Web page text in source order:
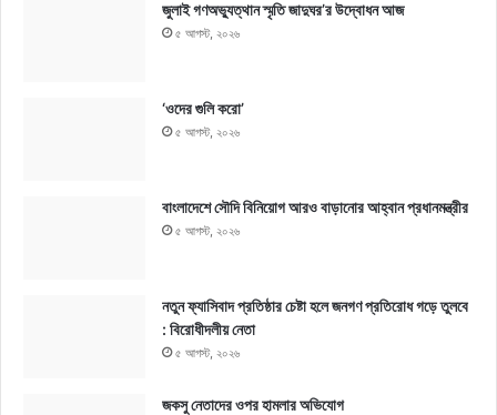
জুলাই গণঅভ্যুত্থান স্মৃতি জাদুঘর’র উদ্বোধন আজ
৫ আগস্ট, ২০২৬
‘ওদের গুলি করো’
৫ আগস্ট, ২০২৬
বাংলাদেশে সৌদি বিনিয়োগ আরও বাড়ানোর আহ্বান প্রধানমন্ত্রীর
৫ আগস্ট, ২০২৬
নতুন ফ্যাসিবাদ প্রতিষ্ঠার চেষ্টা হলে জনগণ প্রতিরোধ গড়ে তুলবে
: বিরোধীদলীয় নেতা
৫ আগস্ট, ২০২৬
জকসু নেতাদের ওপর হামলার অভিযোগ